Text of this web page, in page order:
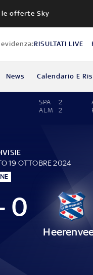
offerte Sky
evidenza:RISULTATI LIVE
News Calendario E
SPA
2
ALM
2
19 OTTOBRE 2024
0